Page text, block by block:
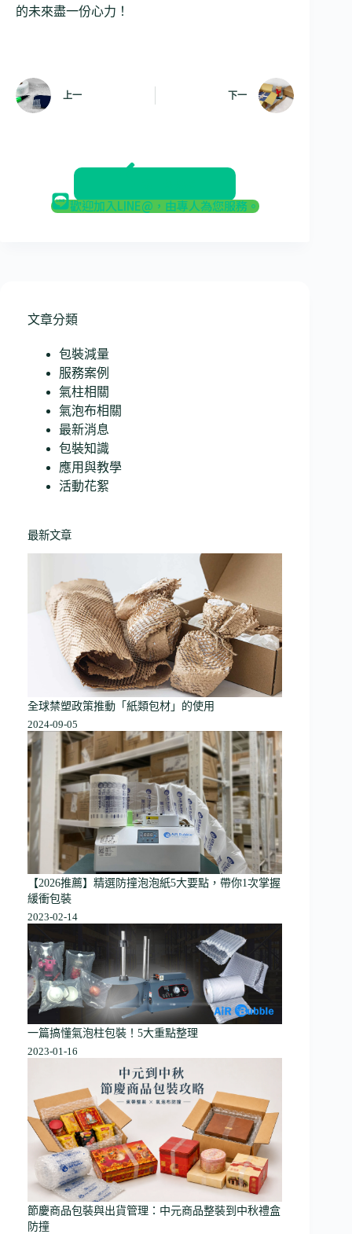
的未來盡一份心力！
上一 下一
歡迎加入LINE@，由專人為您服務。
文章分類
包裝減量
服務案例
氣柱相關
氣泡布相關
最新消息
包裝知識
應用與教學
活動花絮
最新文章
全球禁塑政策推動「紙類包材」的使用
2024-09-05
【2026推薦】精選防撞泡泡紙5大要點，帶你1次掌握
緩衝包裝
2023-02-14
一篇搞懂氣泡柱包裝！5大重點整理
2023-01-16
節慶商品包裝與出貨管理：中元商品整裝到中秋禮盒
防撞